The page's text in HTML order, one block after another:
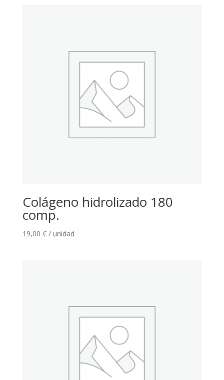
Colágeno hidrolizado 180
comp.
19,00 € / unidad